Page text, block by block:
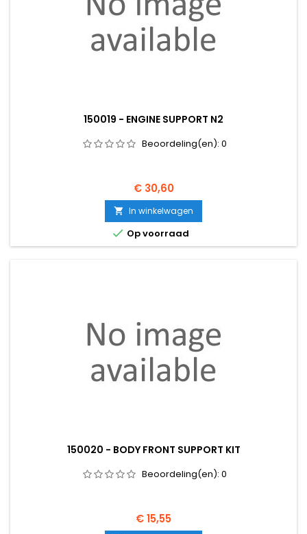
150019 - ENGINE SUPPORT N2
Beoordeling(en): 0
Prijs
€ 30,60
 In winkelwagen
 Op voorraad
150020 - BODY FRONT SUPPORT KIT
Beoordeling(en): 0
Prijs
€ 15,55